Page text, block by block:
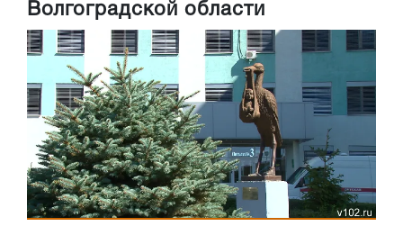
Волгоградской области